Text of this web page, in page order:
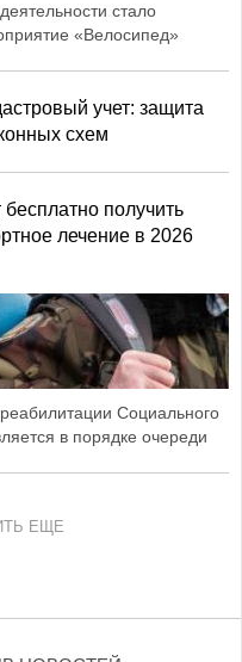
стало
«Велосипед»
учет: защита
схем
получить
лечение в 2026
Социального
в порядке очереди
ЕЩЕ